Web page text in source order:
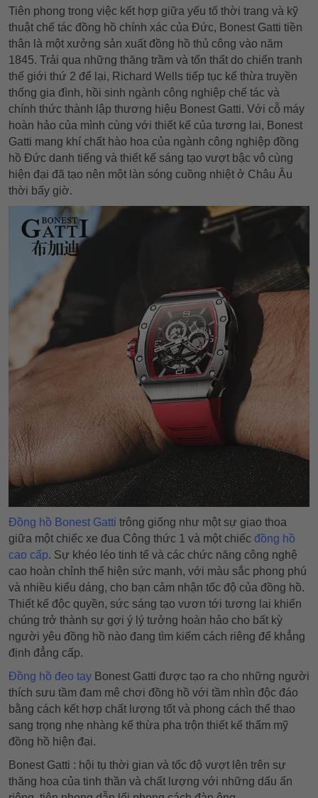
Tiên phong trong việc kết hợp giữa yếu tố thời trang và kỹ
thuật chế tác đồng hồ chính xác của Đức, Bonest Gatti tiền
thân là một xưởng sản xuất đồng hồ thủ công vào năm
1845. Trải qua những thăng trầm và tổn thất do chiến tranh
thế giới thứ 2 để lại, Richard Wells tiếp tục kế thừa truyền
thống gia đình, hồi sinh ngành công nghiệp chế tác và
chính thức thành lập thương hiệu Bonest Gatti. Với cỗ máy
hoàn hảo của mình cùng với thiết kế của tương lai, Bonest
Gatti mang khí chất hào hoa của ngành công nghiệp đồng
hồ Đức danh tiếng và thiết kế sáng tạo vượt bậc vô cùng
hiện đại đã tạo nên một làn sóng cuồng nhiệt ở Châu Âu
thời bấy giờ.
Đồng hồ Bonest Gatti trông giống như một sự giao thoa
giữa một chiếc xe đua Công thức 1 và một chiếc đồng hồ
cao cấp. Sự khéo léo tinh tế và các chức năng công nghệ
cao hoàn chỉnh thể hiện sức mạnh, với màu sắc phong phú
và nhiều kiểu dáng, cho bạn cảm nhận tốc độ của đồng hồ.
Thiết kế độc quyền, sức sáng tạo vươn tới tương lai khiến
chúng trở thành sự gợi ý lý tưởng hoàn hảo cho bất kỳ
người yêu đồng hồ nào đang tìm kiếm cách riêng để khẳng
định đẳng cấp.
Đồng hồ đeo tay Bonest Gatti được tạo ra cho những người
thích sưu tầm đam mê chơi đồng hồ với tầm nhìn độc đáo
bằng cách kết hợp chất lượng tốt và phong cách thể thao
sang trọng nhẹ nhàng kế thừa pha trộn thiết kế thẩm mỹ
đồng hồ hiện đại.
Bonest Gatti : hội tụ thời gian và tốc độ vượt lên trên sự
thăng hoa của tinh thần và chất lượng với những dấu ấn